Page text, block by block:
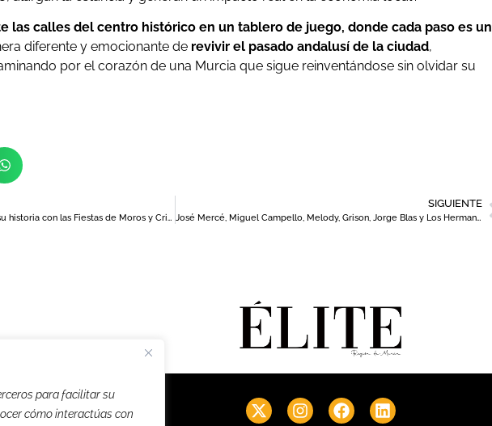
para facilitar su
cómo interactúas con
las calles del centro histórico en un tablero de juego, donde cada paso es un
diferente y emocionante de revivir el pasado andalusí de la ciudad,
por el corazón de una Murcia que sigue reinventándose sin olvidar su
Murcia se prepara para revivir su historia con las Fiestas de Moros y Cristianos 2025
SIGUIENTE
José Mercé, Miguel Campello, Melody, Grison, Jorge Blas y Los Hermanos Aragón en ‘Noches de Sal’ de Cartagena